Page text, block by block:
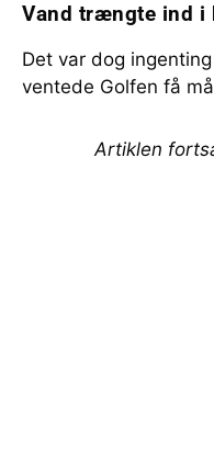
Vand trængte ind i
Det var dog
ventede Golfen få
Artiklen